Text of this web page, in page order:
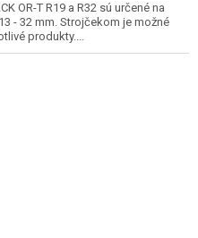
OR-T R19 a R32 sú určené na
- 32 mm. Strojčekom je možné
produkty....